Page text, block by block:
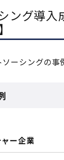
ング導入
ーシングの事
ー企業